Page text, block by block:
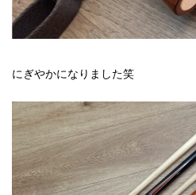
にぎやかになりました笑